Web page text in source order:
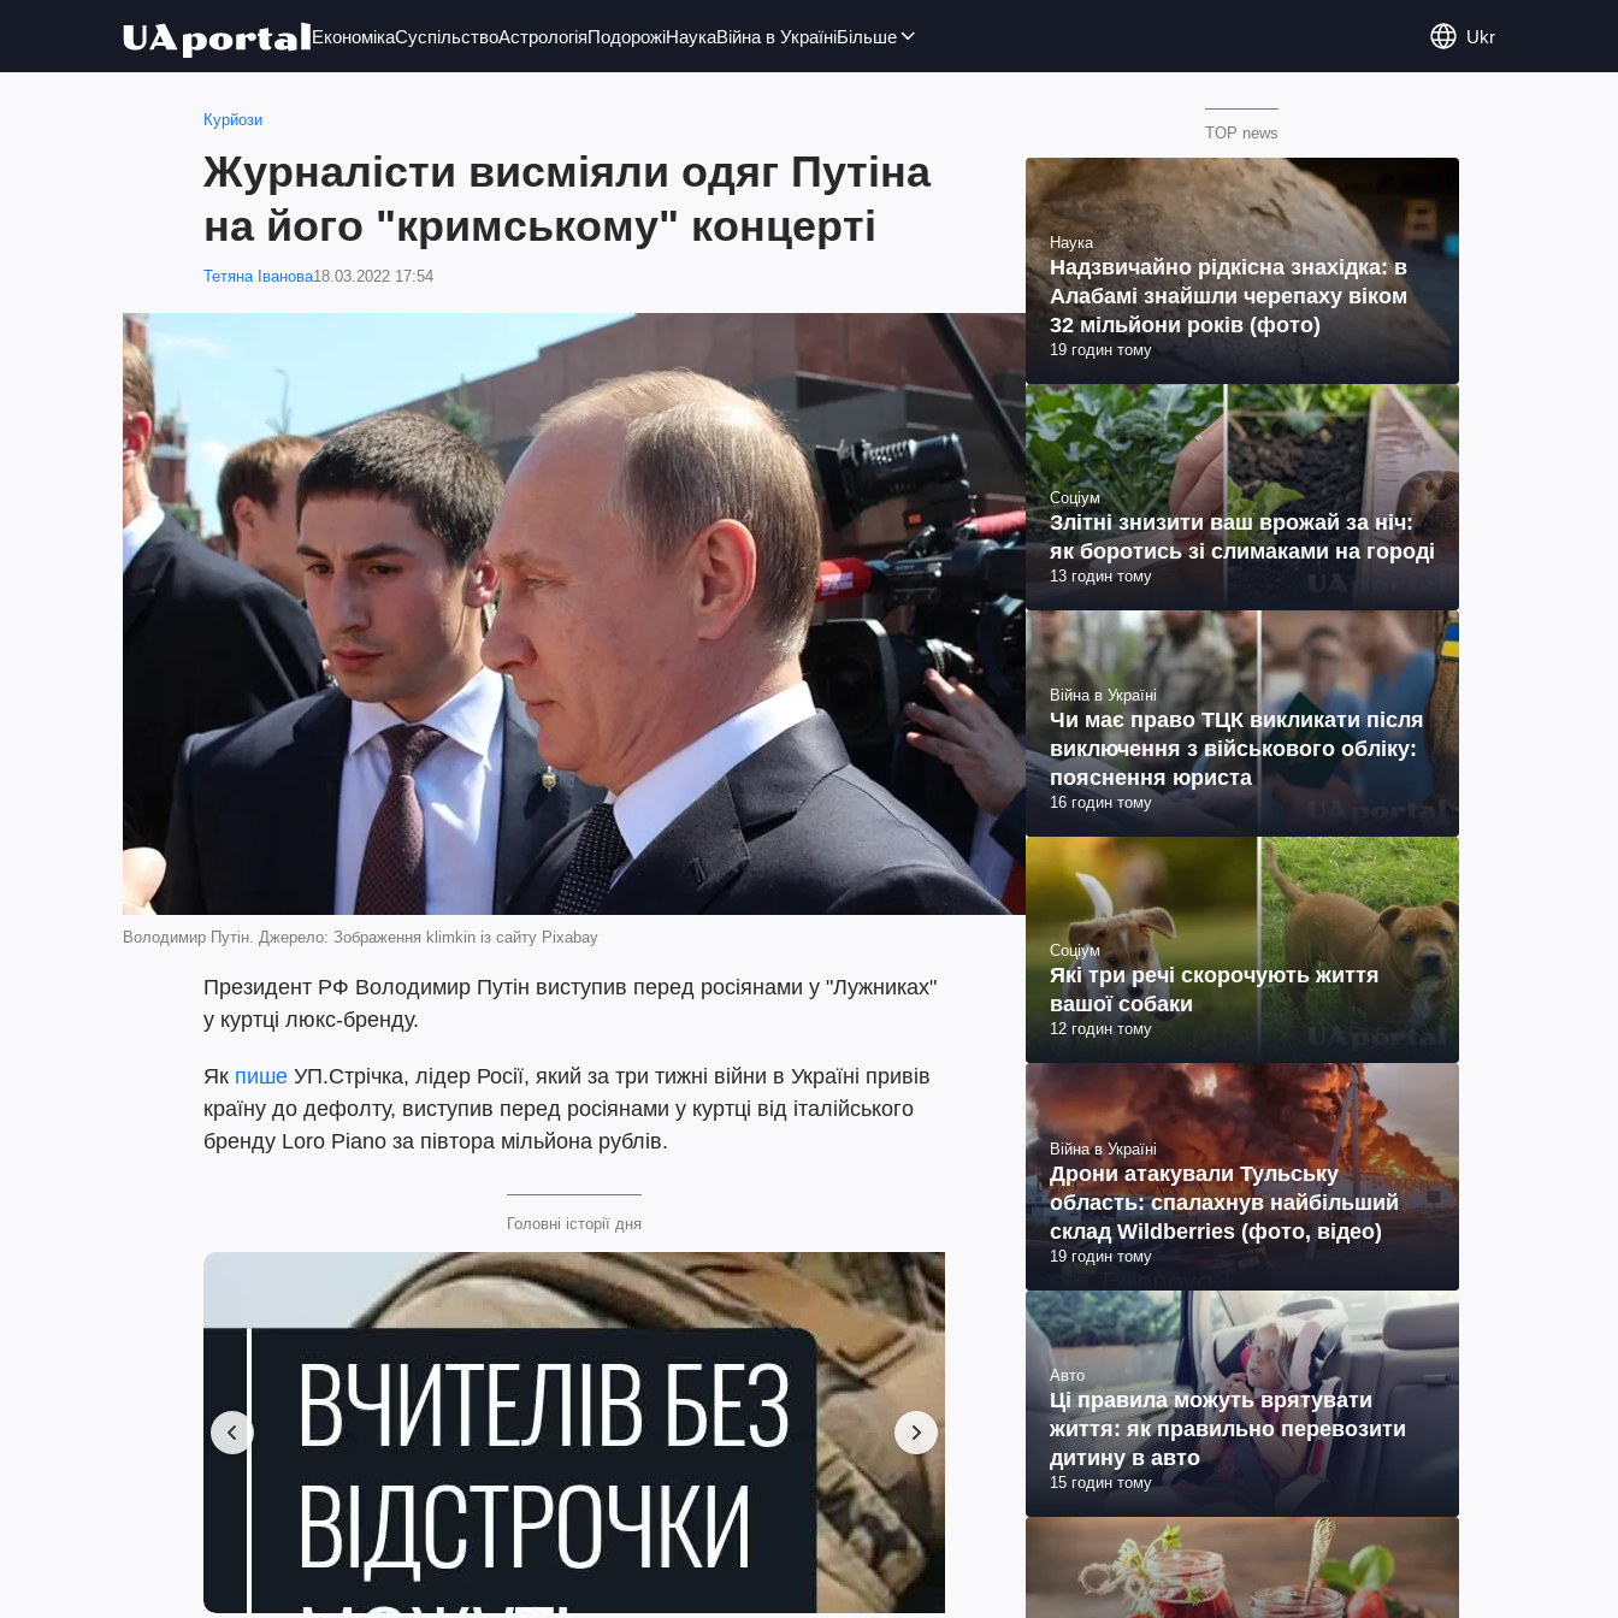
ЕкономікаСуспільствоАстрологіяПодорожіНаукаВійна в УкраїніБільше Ukr
Курйози
Журналісти висміяли одяг Путіна
на його "кримському" концерті
Тетяна Іванова18.03.2022 17:54
Володимир Путін. Джерело: Зображення klimkin із сайту Pixabay
Президент РФ Володимир Путін виступив перед росіянами у "Лужниках"
у куртці люкс-бренду.
Як пише УП.Стрічка, лідер Росії, який за три тижні війни в Україні привів
країну до дефолту, виступив перед росіянами у куртці від італійського
бренду Loro Piano за півтора мільйона рублів.
Головні історії дня
TOP news
Наука
Надзвичайно рідкісна знахідка: в
Алабамі знайшли черепаху віком
32 мільйони років (фото)
19 годин тому
Соціум
Злітні знизити ваш врожай за ніч:
як боротись зі слимаками на городі
13 годин тому
Війна в Україні
Чи має право ТЦК викликати після
виключення з військового обліку:
пояснення юриста
16 годин тому
Соціум
Які три речі скорочують життя
вашої собаки
12 годин тому
Війна в Україні
Дрони атакували Тульську
область: спалахнув найбільший
склад Wildberries (фото, відео)
19 годин тому
Авто
Ці правила можуть врятувати
життя: як правильно перевозити
дитину в авто
15 годин тому